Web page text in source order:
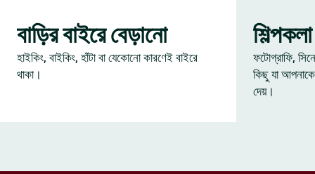
বাড়ির বাইরে বেড়ানো
হাইকিং, বাইকিং, হাঁটা বা যেকোনো কারণেই বাইরে
থাকা।
শিল্পকলা
ফটোগ্রাফি,
কিছু যা
দেয়।